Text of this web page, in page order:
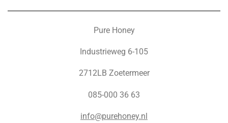
Pure Honey
Industrieweg 6-105
2712LB Zoetermeer
085-000 36 63
info@purehoney.nl